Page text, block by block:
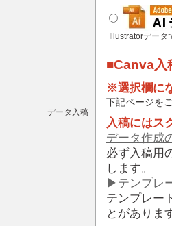
データ入稿
Illustratorデータ
■Canva入
※選択欄に
下記ページを
入稿にはス
データ作成
必ず入稿用
します。
▶テンプレ
テンプレー
とがありま